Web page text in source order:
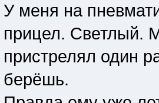
У меня на
прицел. Светлый.
пристрелял один
берёшь.